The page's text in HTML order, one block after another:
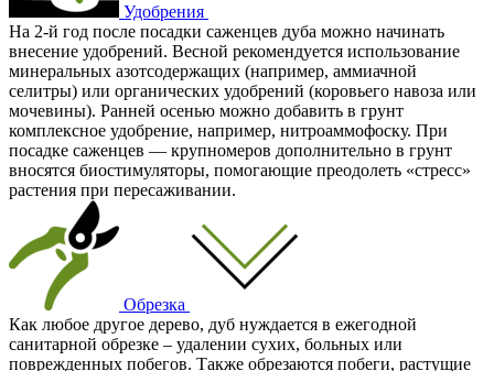
Удобрения
На 2-й год после посадки саженцев дуба можно начинать
внесение удобрений. Весной рекомендуется использование
минеральных азотсодержащих (например, аммиачной
селитры) или органических удобрений (коровьего навоза или
мочевины). Ранней осенью можно добавить в грунт
комплексное удобрение, например, нитроаммофоску. При
посадке саженцев — крупномеров дополнительно в грунт
вносятся биостимуляторы, помогающие преодолеть «стресс»
растения при пересаживании.
Обрезка
Как любое другое дерево, дуб нуждается в ежегодной
санитарной обрезке – удалении сухих, больных или
поврежденных побегов. Также обрезаются побеги, растущие